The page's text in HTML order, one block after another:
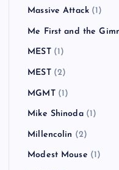
Massive Attack (1)
Me First and the
MEST(1)
MEST(2)
MGMT(1)
Mike Shinoda(1)
Millencolin (2)
Modest Mouse (1)